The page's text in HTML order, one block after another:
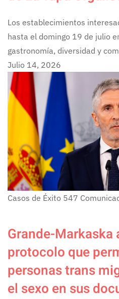
Los establecimientos
hasta el domingo 19 de julio
gastronomía, diversidad y
Julio 14, 2026
Casos de Éxito 547
Grande-Markaska
protocolo que
personas trans
el sexo en sus